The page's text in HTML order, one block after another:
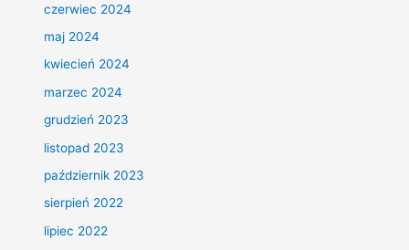
czerwiec 2024
maj 2024
kwiecień 2024
marzec 2024
grudzień 2023
listopad 2023
październik 2023
sierpień 2022
lipiec 2022